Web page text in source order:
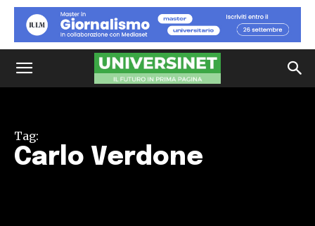
Tag:
Carlo Verdone